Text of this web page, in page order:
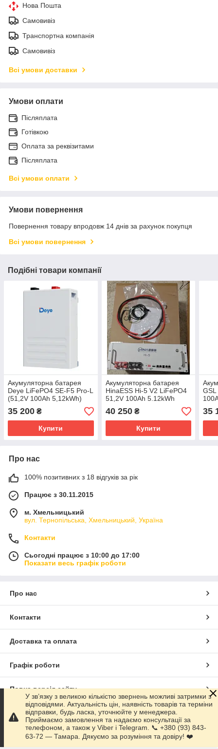
Нова Пошта
Самовивіз
Транспортна компанія
Самовивіз
Всі умови доставки
Умови оплати
Післяплата
Готівкою
Оплата за реквізитами
Післяплата
Всі умови оплати
Умови повернення
Повернення товару впродовж 14 днів за рахунок покупця
Всі умови повернення
Подібні товари компанії
Акумуляторна батарея
Deye LiFePO4 SE-F5 Pro-L
(51,2V 100Ah 5,12kWh)
35 200 ₴
Купити
Акумуляторна батарея
HinaESS Hi-5 V2 LiFePO4
51,2V 100Ah 5.12kWh
40 250₴
Купити
35
Про нас
100% позитивних з 18 відгуків за рік
Працює з 30.11.2015
м. Хмельницький
вул. Тернопільська, Хмельницький, Україна
Контакти
Сьогодні працює з 10:00 до 17:00
Показати весь графік роботи
Про нас
Контакти
Доставка та оплата
Графік роботи
Повна версія сайту
Сайт створено на маркетплейсіProm.ua
Політика конфіденційності
У зв’язку з великою кількістю звернень можливі затримки з
відповідями. Актуальність цін, наявність товарів та терміни
відправки, будь ласка, уточнюйте у менеджера.
Приймаємо замовлення та надаємо консультації за
телефоном, а також у Viber і Telegram. 📞 +380 (93) 843-
63-72 — Тамара. Дякуємо за розуміння та довіру! ❤️